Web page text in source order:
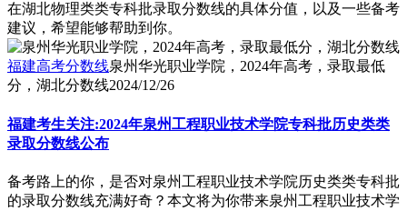
在湖北物理类类专科批录取分数线的具体分值，以及一些备考
建议，希望能够帮助到你。
福建高考分数线泉州华光职业学院，2024年高考，录取最低
分，湖北分数线2024/12/26
福建考生关注:2024年泉州工程职业技术学院专科批历史类类
录取分数线公布
备考路上的你，是否对泉州工程职业技术学院历史类类专科批
的录取分数线充满好奇？本文将为你带来泉州工程职业技术学